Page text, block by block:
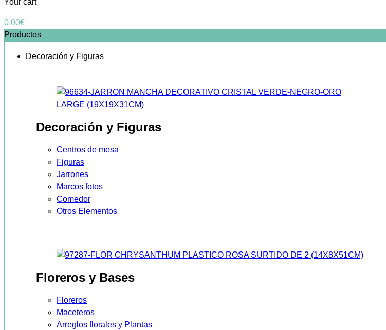
Your cart
0,00€
Productos
Decoración y Figuras
Decoración y Figuras
Centros de mesa
Figuras
Jarrones
Marcos fotos
Comedor
Otros Elementos
Floreros y Bases
Floreros
Maceteros
Arreglos florales y Plantas